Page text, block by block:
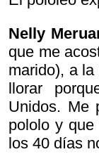
Nelly
que me
marido), a
llorar
Unidos. Me
pololo y
los 40 días